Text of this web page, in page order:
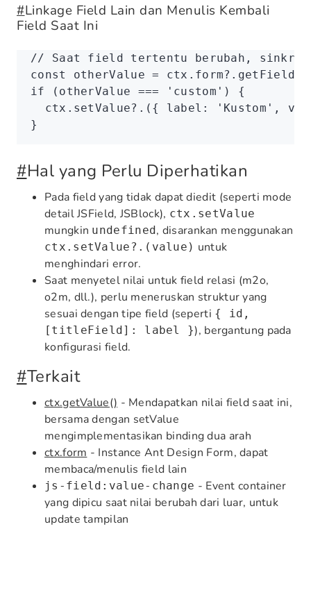
#Linkage Field Lain dan Menulis Kembali
Field Saat Ini
// Saat field tertentu berubah,
const
otherValue = ctx . form
if (otherValue === 'custom' ) {
  ctx
.setValue?. ({ label : 'Kustom' ,
}
#Hal yang Perlu Diperhatikan
Pada field yang tidak dapat diedit (seperti mode
detail JSField, JSBlock), ctx.setValue
mungkin undefined, disarankan menggunakan
ctx.setValue?.(value) untuk
menghindari error.
Saat menyetel nilai untuk field relasi (m2o,
o2m, dll.), perlu meneruskan struktur yang
sesuai dengan tipe field (seperti { id,
[titleField]: label }), bergantung pada
konfigurasi field.
#Terkait
ctx.getValue() - Mendapatkan nilai field saat ini,
bersama dengan setValue
mengimplementasikan binding dua arah
ctx.form - Instance Ant Design Form, dapat
membaca/menulis field lain
js-field:value-change - Event container
yang dipicu saat nilai berubah dari luar, untuk
update tampilan